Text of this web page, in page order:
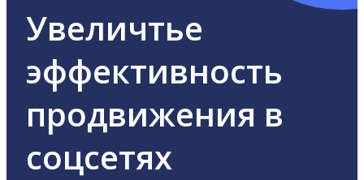
Увеличтье
эффективность
продвижения в
соцсетях